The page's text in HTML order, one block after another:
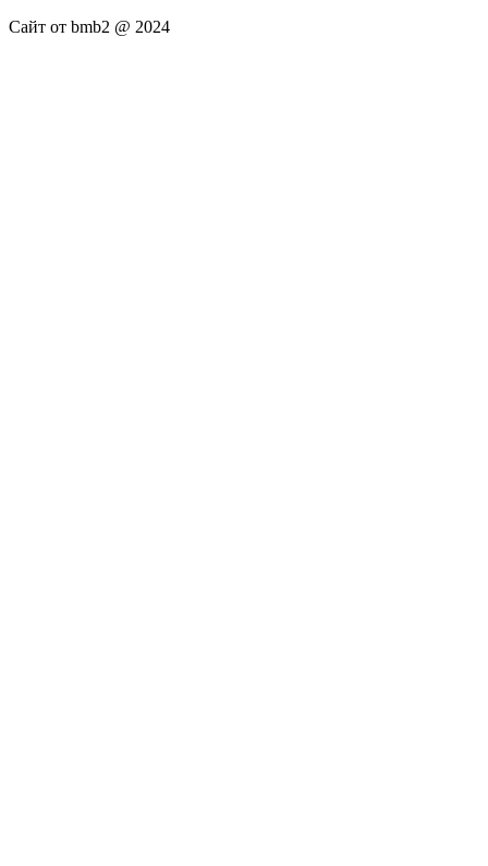
Сайт от bmb2 @ 2024